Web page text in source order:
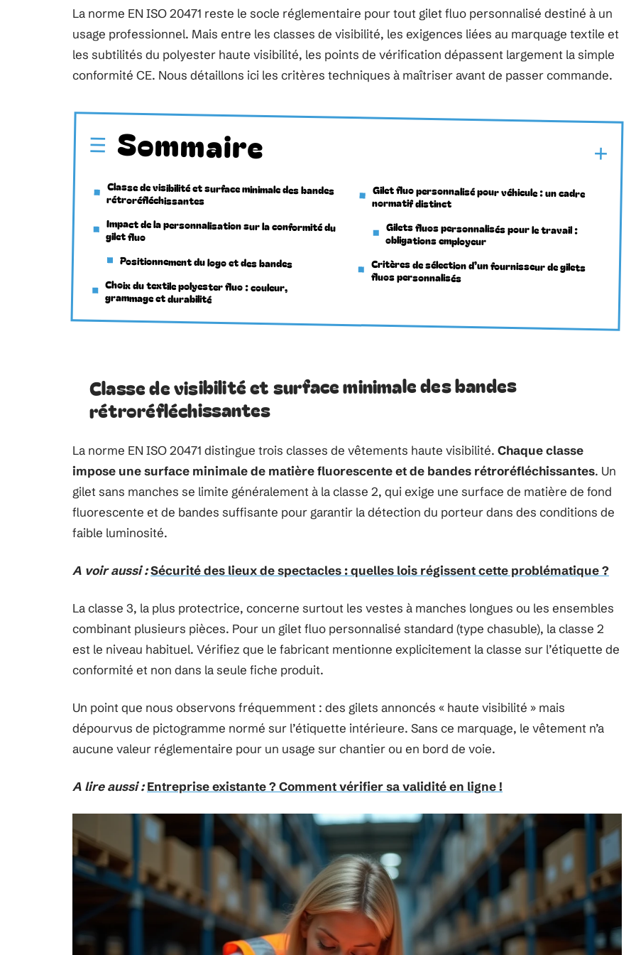
La norme EN ISO 20471 reste le socle réglementaire pour tout gilet fluo personnalisé destiné à un
usage professionnel. Mais entre les classes de visibilité, les exigences liées au marquage textile et
les subtilités du polyester haute visibilité, les points de vérification dépassent largement la simple
conformité CE. Nous détaillons ici les critères techniques à maîtriser avant de passer commande.
Sommaire
Classe de visibilité et surface minimale des bandes
rétroréfléchissantes
Impact de la personnalisation sur la conformité du
gilet fluo
Positionnement du logo et des bandes
Choix du textile polyester fluo : couleur,
grammage et durabilité
Gilet fluo personnalisé pour véhicule : un cadre
normatif distinct
Gilets fluos personnalisés pour le travail :
obligations employeur
Critères de sélection d’un fournisseur de gilets
fluos personnalisés
Classe de visibilité et surface minimale des bandes
rétroréfléchissantes
La norme EN ISO 20471 distingue trois classes de vêtements haute visibilité. Chaque classe
impose une surface minimale de matière fluorescente et de bandes rétroréfléchissantes. Un
gilet sans manches se limite généralement à la classe 2, qui exige une surface de matière de fond
fluorescente et de bandes suffisante pour garantir la détection du porteur dans des conditions de
faible luminosité.
A voir aussi :Sécurité des lieux de spectacles : quelles lois régissent cette problématique ?
La classe 3, la plus protectrice, concerne surtout les vestes à manches longues ou les ensembles
combinant plusieurs pièces. Pour un gilet fluo personnalisé standard (type chasuble), la classe 2
est le niveau habituel. Vérifiez que le fabricant mentionne explicitement la classe sur l’étiquette de
conformité et non dans la seule fiche produit.
Un point que nous observons fréquemment : des gilets annoncés « haute visibilité » mais
dépourvus de pictogramme normé sur l’étiquette intérieure. Sans ce marquage, le vêtement n’a
aucune valeur réglementaire pour un usage sur chantier ou en bord de voie.
A lire aussi : Entreprise existante ? Comment vérifier sa validité en ligne !